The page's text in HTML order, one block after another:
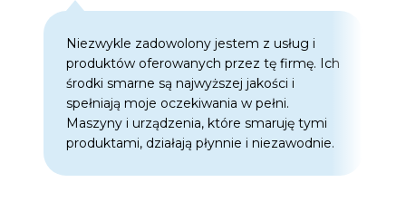
Niezwykle zadowolony jestem z usług i
produktów oferowanych przez tę firmę. Ich
środki smarne są najwyższej jakości i
spełniają moje oczekiwania w pełni.
Maszyny i urządzenia, które smaruję tymi
produktami, działają płynnie i niezawodnie.